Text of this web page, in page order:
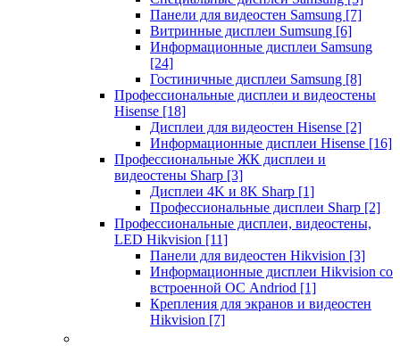
Панели для видеостен Samsung [7]
Витринные дисплеи Sumsung [6]
Информационные дисплеи Samsung
[24]
Гостиничные дисплеи Samsung [8]
Профессиональные дисплеи и видеостены
Hisense [18]
Дисплеи для видеостен Hisense [2]
Информационные дисплеи Hisense [16]
Профессиональные ЖК дисплеи и
видеостены Sharp [3]
Дисплеи 4K и 8K Sharp [1]
Профессиональные дисплеи Sharp [2]
Профессиональные дисплеи, видеостены,
LED Hikvision [11]
Панели для видеостен Hikvision [3]
Информационные дисплеи Hikvision со
встроенной ОС Andriod [1]
Крепления для экранов и видеостен
Hikvision [7]